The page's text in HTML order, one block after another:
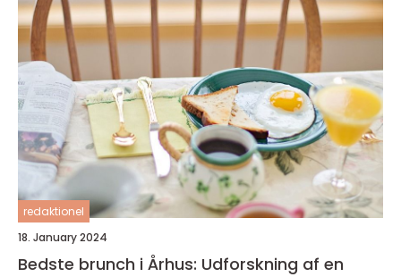
redaktionel
18. January 2024
Bedste brunch i Århus: Udforskning af en